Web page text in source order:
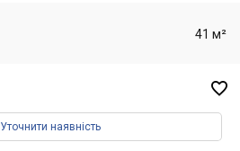
41 м²

Уточнити наявність